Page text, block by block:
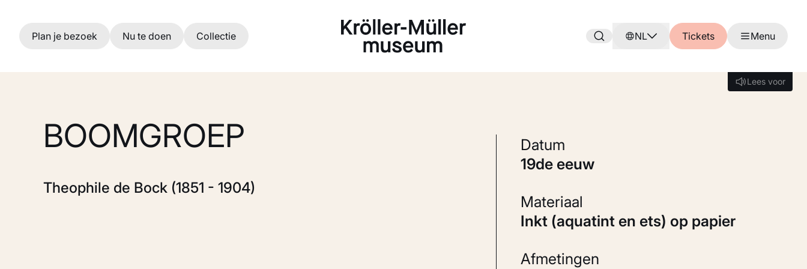
Ga naar hoofdinhoud
Plan je bezoek Nu te doen Collectie NL Tickets Menu
Lees voor
Lees voor
BOOMGROEP
Theophile de Bock (1851 - 1904)
Datum
19de eeuw
Materiaal
Inkt (aquatint en ets) op papier
Afmetingen